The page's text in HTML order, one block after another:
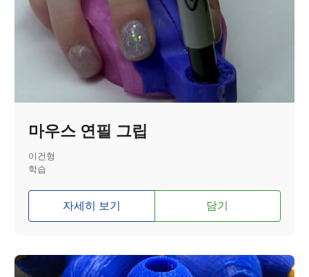
마우스 연필 그립
이건형
학습
자세히 보기 담기